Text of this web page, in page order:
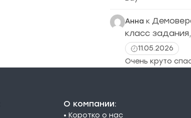
Анна к
класс
11.05.2026
Очень круто
О компании:
• Коротко о нас